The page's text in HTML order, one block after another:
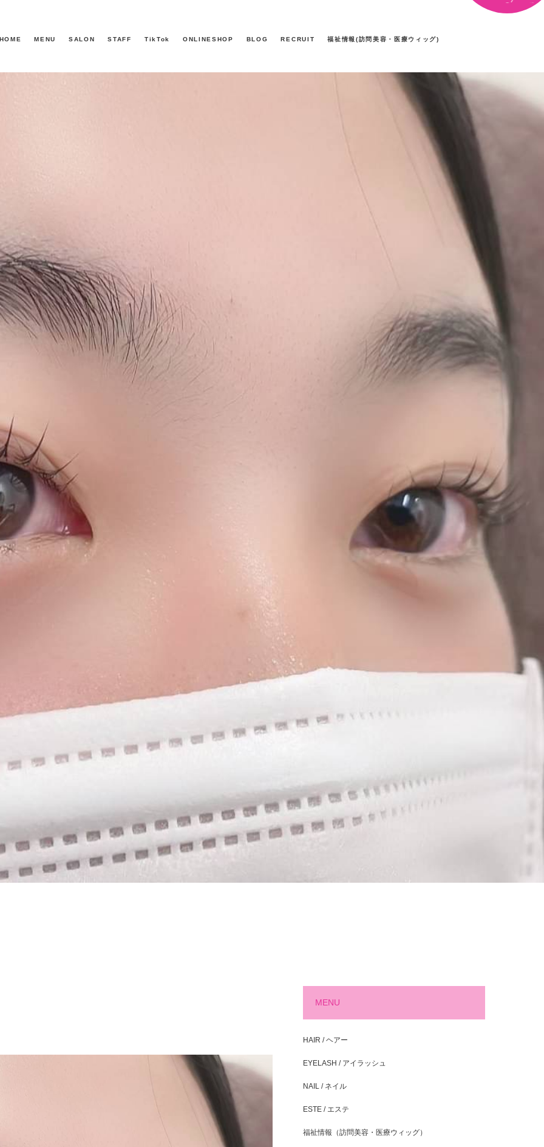
MENU SALON STAFF TikTok ONLINESHOP BLOG RECRUIT 福祉情報(訪問美容・医療ウィッグ)
MENU
HAIR / ヘアー
EYELASH / アイラッシュ
NAIL / ネイル
ESTE / エステ
福祉情報（訪問美容・医療ウィッグ）